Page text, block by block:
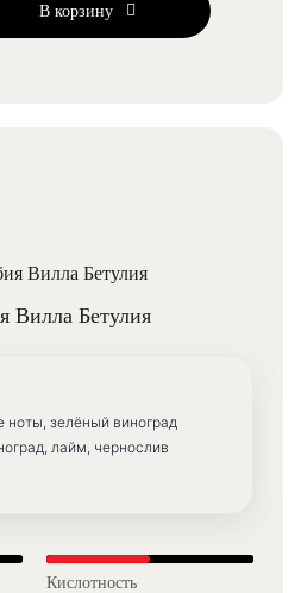
В корзину
Вилла Бетулия
ноты, зелёный виноград
лайм, чернослив
Кислотность